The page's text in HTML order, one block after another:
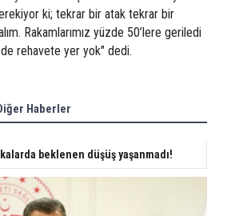
ki; tekrar bir atak tekrar bir
Rakamlarımız yüzde 50’lere geriledi
rehavete yer yok" dedi.
Haberler
beklenen düşüş yaşanmadı!